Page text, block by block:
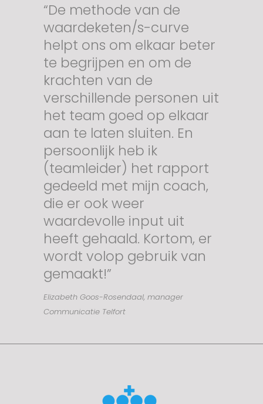
“De methode van de
waardeketen/s-curve
helpt ons om elkaar beter
te begrijpen en om de
krachten van de
verschillende personen uit
het team goed op elkaar
aan te laten sluiten. En
persoonlijk heb ik
(teamleider) het rapport
gedeeld met mijn coach,
die er ook weer
waardevolle input uit
heeft gehaald. Kortom, er
wordt volop gebruik van
gemaakt!”
Elizabeth Goos-Rosendaal, manager
Communicatie Telfort